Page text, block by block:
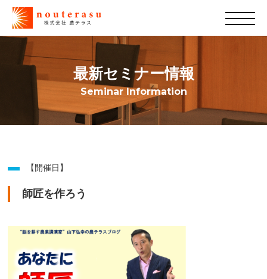
最新セミナー情報
Seminar Information
【開催日】
師匠を作ろう